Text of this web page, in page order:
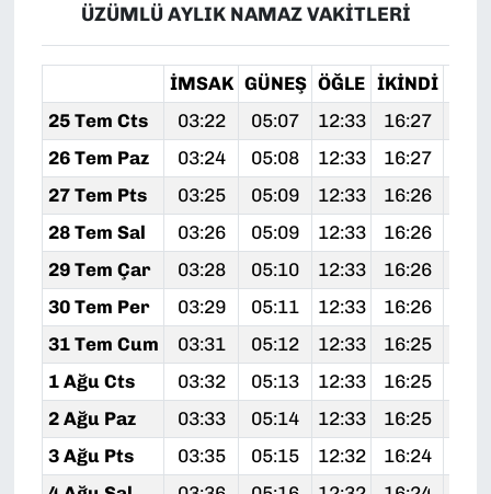
ÜZÜMLÜ AYLIK NAMAZ VAKITLERI
İMSAK GÜNEŞ ÖĞLE İKINDI
25 Tem Cts
03:22 05:07 12:33 16:27
26 Tem Paz
03:24 05:08 12:33 16:27
27 Tem Pts
03:25 05:09 12:33 16:26
28 Tem Sal
03:26 05:09 12:33 16:26
29 Tem Çar
03:28 05:10 12:33 16:26
30 Tem Per
03:29 05:11 12:33 16:26
31 Tem Cum
03:31 05:12 12:33 16:25
1 Ağu Cts
03:32 05:13 12:33 16:25
2 Ağu Paz
03:33 05:14 12:33 16:25
3 Ağu Pts
03:35 05:15 12:32 16:24